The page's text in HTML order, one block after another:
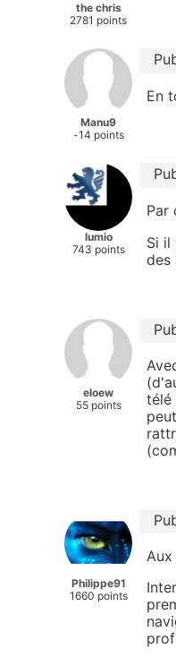
the chris
2781 points
Manu9
-14 points
En
lumio
743 points
Par
Si il
des
eloew
55 points
télé
Philippe91
1660 points
Aux